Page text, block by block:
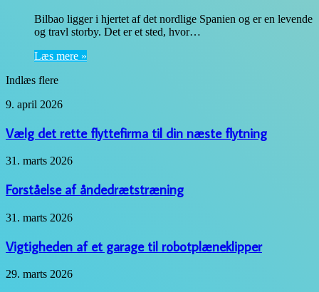
Bilbao ligger i hjertet af det nordlige Spanien og er en levende
og travl storby. Det er et sted, hvor…
Læs mere »
Indlæs flere
Vælg
rette
flyttefirma
til
din
flytning
9. april 2026
Vælg det rette flyttefirma til din næste flytning
Forståelse
åndedrætstræning
31. marts 2026
Forståelse af åndedrætstræning
Vigtigheden
et
garage
til
robotplæneklipper
31. marts 2026
Vigtigheden af et garage til robotplæneklipper
Vigtigheden
29. marts 2026